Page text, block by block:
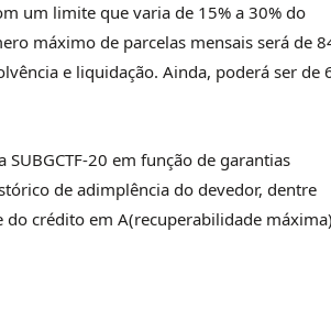
um limite que varia de 15% a 30% do
máximo de parcelas mensais será de
e liquidação. Ainda, poderá ser de
20 em função de garantias
de adimplência do devedor, dentre
crédito em A(recuperabilidade